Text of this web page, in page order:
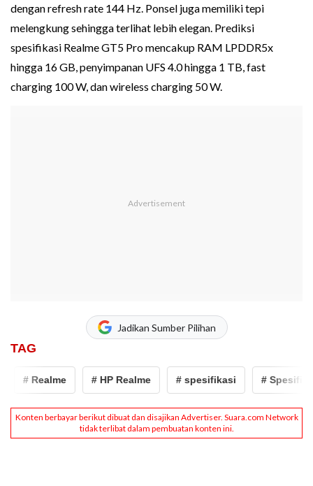
dengan refresh rate 144 Hz. Ponsel juga memiliki tepi
melengkung sehingga terlihat lebih elegan. Prediksi
spesifikasi Realme GT5 Pro mencakup RAM LPDDR5x
hingga 16 GB, penyimpanan UFS 4.0 hingga 1 TB, fast
charging 100 W, dan wireless charging 50 W.
Jadikan Sumber Pilihan
TAG
# Realme # HP Realme # spesifikasi # Spesifikasi